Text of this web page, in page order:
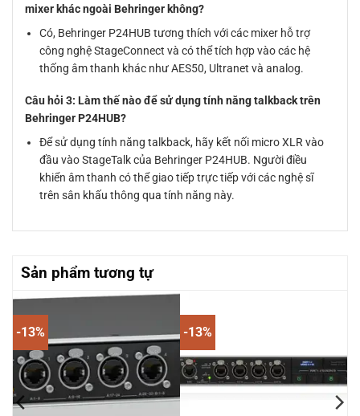
mixer khác ngoài Behringer không?
Có, Behringer P24HUB tương thích với các mixer hỗ trợ
công nghệ StageConnect và có thể tích hợp vào các hệ
thống âm thanh khác như AES50, Ultranet và analog.
Câu hỏi 3: Làm thế nào để sử dụng tính năng talkback trên
Behringer P24HUB?
Để sử dụng tính năng talkback, hãy kết nối micro XLR vào
đầu vào StageTalk của Behringer P24HUB. Người điều
khiển âm thanh có thể giao tiếp trực tiếp với các nghệ sĩ
trên sân khấu thông qua tính năng này.
Sản phẩm tương tự
-13% -13%